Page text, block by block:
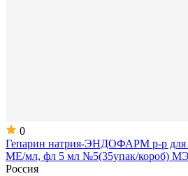
0
Гепарин натрия-ЭНДОФАРМ р-р для
МЕ/мл, фл 5 мл №5(35упак/короб)
Россия